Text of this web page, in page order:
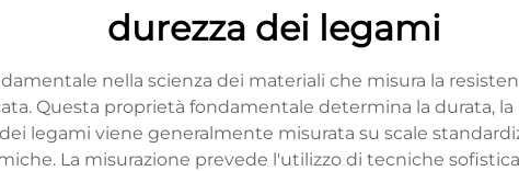
durezza dei legami
nella scienza dei materiali che misura la
Questa proprietà fondamentale determina la durata,
legami viene generalmente misurata su scale
La misurazione prevede l'utilizzo di tecniche